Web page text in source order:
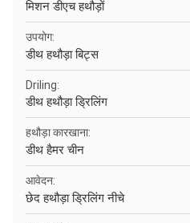
मिशन डीएच हथौड़ों
उपयोग:
डीथ हथौड़ा बिट्स
Driling:
डीथ हथौड़ा ड्रिलिंग
हथौड़ा कारखाना:
डीथ हैमर चीन
आवेदन:
छेद हथौड़ा ड्रिलिंग नीचे